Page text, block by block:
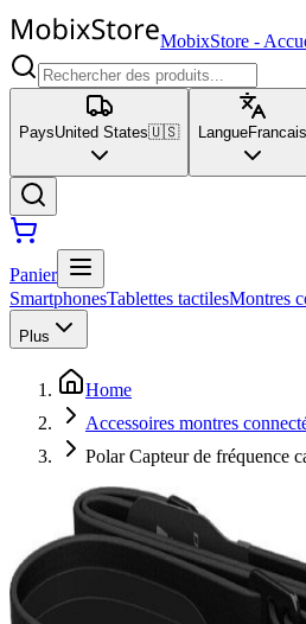
MobixStore -
PaysUnited States🇺🇸 LangueFrancais
Panier
SmartphonesTablettes tactilesMontres
Plus
Home
Accessoires montres
Polar Capteur de fréquence